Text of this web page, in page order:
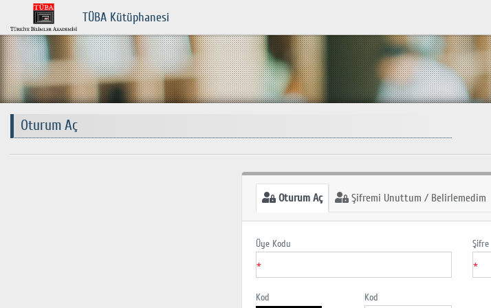
TÜBA Kütüphanesi
Oturum Aç
Oturum Aç Şifremi Unuttum / Belirlemedim
Üye Kodu
*
Şifre
*
Kod Kod